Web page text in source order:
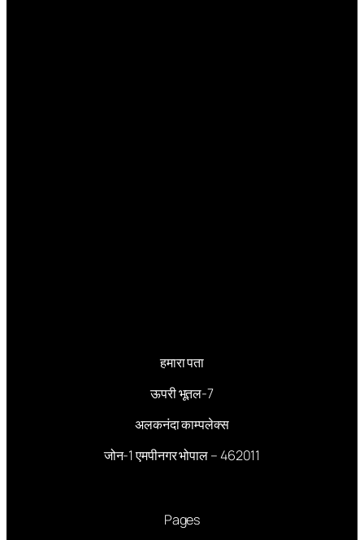
हमारा पता
ऊपरी भूतल-7
अलकनंदा काम्पलेक्स
जोन-1 एमपीनगर भोपाल – 462011
Pages